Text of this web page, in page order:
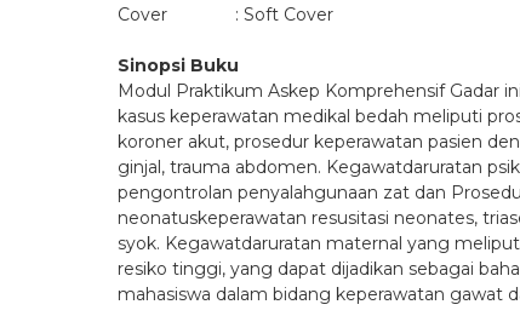
Cover : Soft Cover
Sinopsi Buku
Modul Praktikum Askep Komprehensif Gadar
kasus keperawatan medikal bedah meliputi
koroner akut, prosedur keperawatan pasien
ginjal, trauma abdomen. Kegawatdaruratan
pengontrolan penyalahgunaan zat dan
neonatuskeperawatan resusitasi neonates,
syok. Kegawatdaruratan maternal yang
resiko tinggi, yang dapat dijadikan sebagai
mahasiswa dalam bidang keperawatan gawat